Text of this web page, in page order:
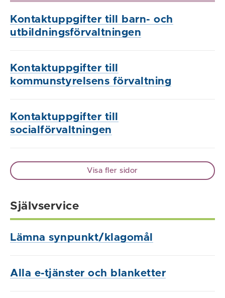
Kontaktuppgifter till barn- och
utbildningsförvaltningen
Kontaktuppgifter till
kommunstyrelsens förvaltning
Kontaktuppgifter till
socialförvaltningen
Visa fler sidor
Självservice
Lämna synpunkt/klagomål
Alla e-tjänster och blanketter